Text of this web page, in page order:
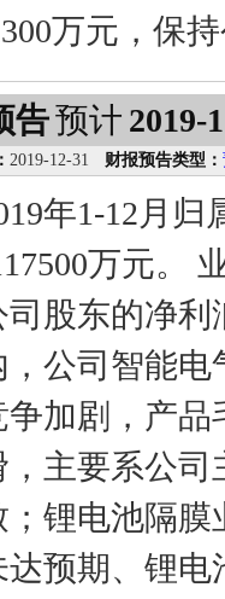
万元，保
告预计 2019-
2019-12-31 财报预告类型：
年1-12月归
万元。
司股东的净
，公司智能
争加剧，产
，主要系公
；锂电池隔膜
达预期、锂